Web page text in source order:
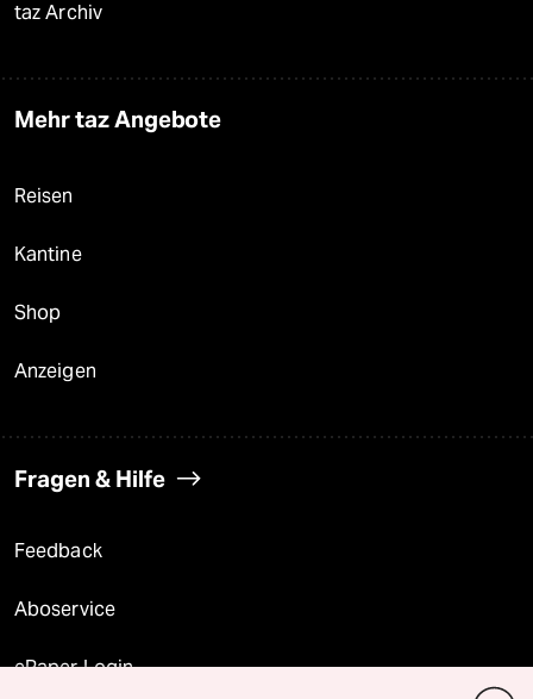
taz Archiv
Mehr taz Angebote
Reisen
Kantine
Shop
Anzeigen
Fragen & Hilfe
Feedback
Aboservice
ePaper Login